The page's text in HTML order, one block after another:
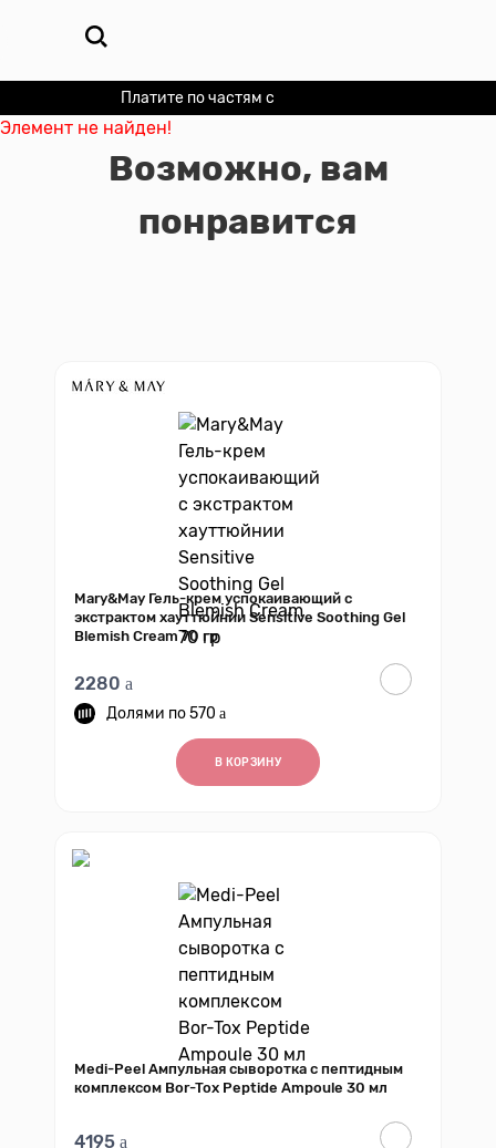
Платите по частям с
Элемент не найден!
Возможно, вам
понравится
Mary&May Гель-крем успокаивающий с
экстрактом хауттюйнии Sensitive Soothing Gel
Blemish Cream 70 гр
2280
570
В КОРЗИНУ
Medi-Peel Ампульная сыворотка с пептидным
комплексом Bor-Tox Peptide Ampoule 30 мл
4195